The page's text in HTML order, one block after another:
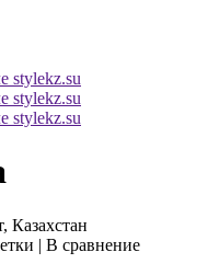
Казахстан
| В сравнение